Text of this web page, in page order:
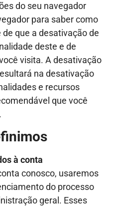
do seu navegador
para saber como
que a desativação de
deste e de
visita. A desativação
na desativação
e recursos
que você
à conta
conosco, usaremos
do processo
geral. Esses